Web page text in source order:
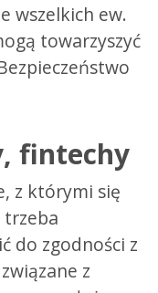
wszelkich ew.
towarzyszyć
fintechy
z którymi się
trzeba
do zgodności z
z